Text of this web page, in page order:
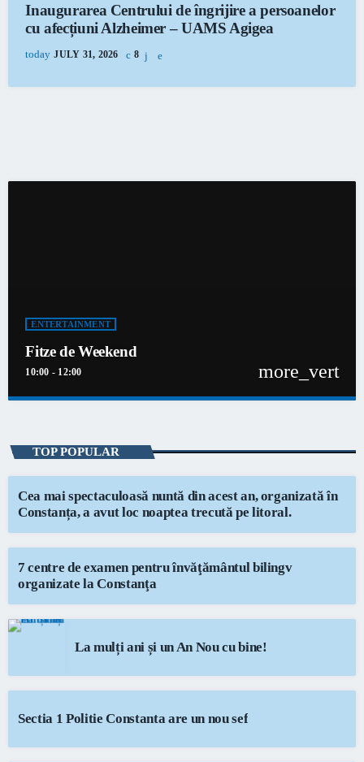
Inaugurarea Centrului de îngrijire a persoanelor
cu afecțiuni Alzheimer – UAMS Agigea
today JULY 31, 2026 8
ENTERTAINMENT
Fitze de Weekend
10:00 - 12:00 more_vert
Informațiile actuale și muzica momentului
TOP POPULAR
Cea mai spectaculoasă nuntă din acest an, organizată în
Constanța, a avut loc noaptea trecută pe litoral.
7 centre de examen pentru învăţământul bilingv
organizate la Constanţa
La mulți ani și un An Nou cu bine!
Sectia 1 Politie Constanta are un nou sef